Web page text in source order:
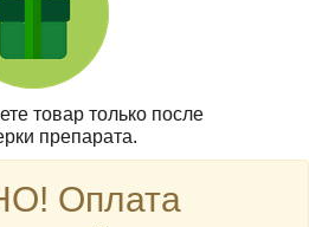
товар только после
препарата.
Оплата